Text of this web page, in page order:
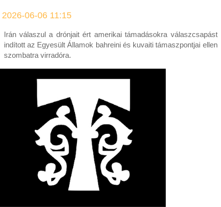
2026-06-06 11:15
Irán válaszul a drónjait ért amerikai támadásokra válaszcsapást
indított az Egyesült Államok bahreini és kuvaiti támaszpontjai ellen
szombatra virradóra.